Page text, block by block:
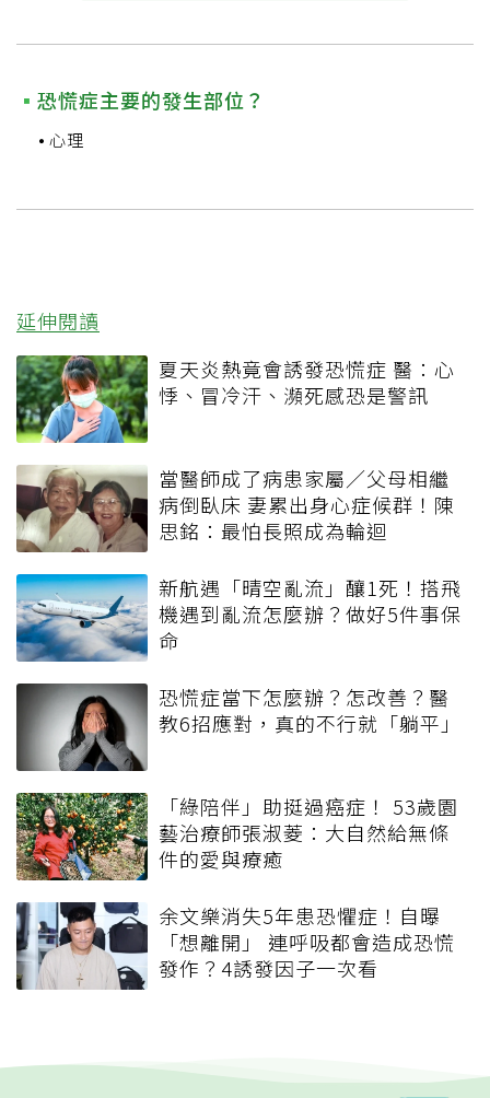
恐慌症主要的發生部位？
心理
延伸閱讀
夏天炎熱竟會誘發恐慌症 醫：心
悸、冒冷汗、瀕死感恐是警訊
當醫師成了病患家屬／父母相繼
病倒臥床 妻累出身心症候群！陳
思銘：最怕長照成為輪迴
新航遇「晴空亂流」釀1死！搭飛
機遇到亂流怎麼辦？做好5件事保
命
恐慌症當下怎麼辦？怎改善？醫
教6招應對，真的不行就「躺平」
「綠陪伴」助挺過癌症！ 53歲園
藝治療師張淑菱：大自然給無條
件的愛與療癒
余文樂消失5年患恐懼症！自曝
「想離開」 連呼吸都會造成恐慌
發作？4誘發因子一次看